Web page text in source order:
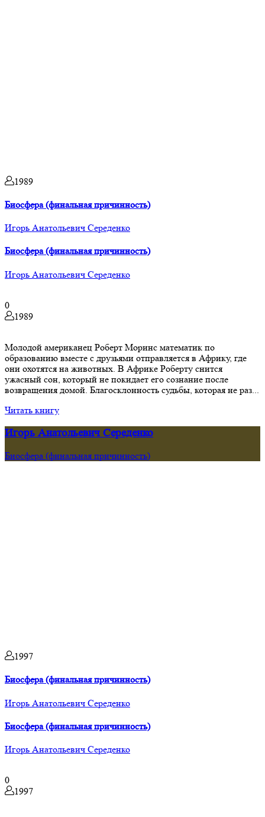
1989
Биосфера (финальная причинность)
Игорь Анатольевич Середенко
Биосфера (финальная причинность)
Игорь Анатольевич Середенко
0
1989
Молодой американец Роберт Моринс математик по
образованию вместе с друзьями отправляется в Африку, где
они охотятся на животных. В Африке Роберту снится
ужасный сон, который не покидает его сознание после
возвращения домой. Благосклонность судьбы, которая не раз...
Читать книгу
Игорь Анатольевич Середенко
Биосфера (финальная причинность)
1997
Биосфера (финальная причинность)
Игорь Анатольевич Середенко
Биосфера (финальная причинность)
Игорь Анатольевич Середенко
0
1997